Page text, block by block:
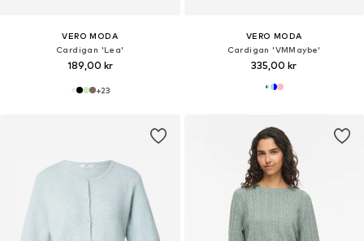
VERO MODA
Cardigan 'Lea'
189,00 kr
+23
VERO MODA
Cardigan 'VMMaybe'
335,00 kr